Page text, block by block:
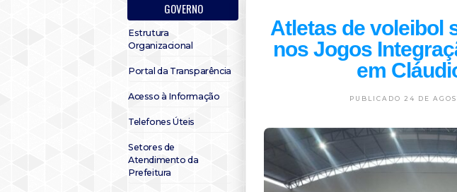
GOVERNO
Estrutura
Organizacional
Portal da Transparência
Acesso à Informação
Telefones Úteis
Setores de
Atendimento da
Prefeitura
Atletas de voleibol
nos Jogos
em
PUBLICADO 24 DE